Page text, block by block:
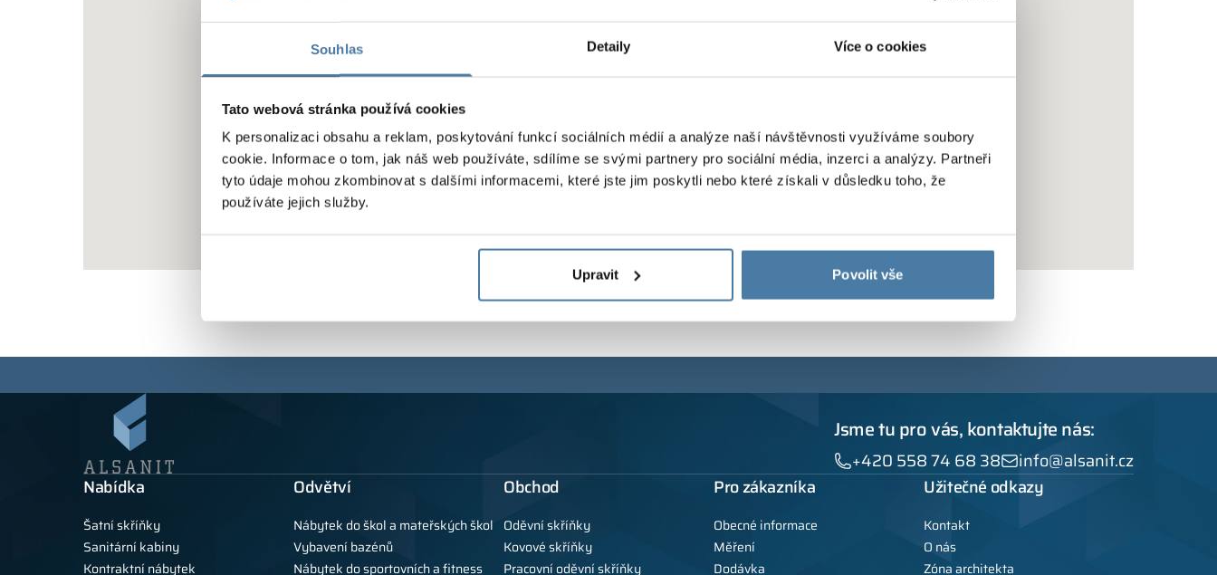
Souhlas Detaily Více o cookies
Tato webová stránka používá cookies
K personalizaci obsahu a reklam, poskytování funkcí sociálních médií a analýze naší návštěvnosti využíváme soubory
cookie. Informace o tom, jak náš web používáte, sdílíme se svými partnery pro sociální média, inzerci a analýzy. Partneři
tyto údaje mohou zkombinovat s dalšími informacemi, které jste jim poskytli nebo které získali v důsledku toho, že
používáte jejich služby.
Upravit Povolit vše
Jsme tu pro vás, kontaktujte nás:
+420 558 74 68 38
info@alsanit.cz
Nabídka
Šatní skříňky
Sanitární kabiny
Kontraktní nábytek
Odvětví
Nábytek do škol a mateřských škol
Vybavení bazénů
Nábytek do sportovních a fitness
Obchod
Oděvní skříňky
Kovové skříňky
Pracovní oděvní skříňky
Pro zákazníka
Obecné informace
Měření
Dodávka
Užitečné odkazy
Kontakt
O nás
Zóna architekta